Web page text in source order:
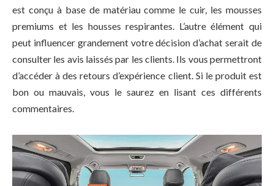
est conçu à base de matériau comme le cuir, les mousses
premiums et les housses respirantes. L’autre élément qui
peut influencer grandement votre décision d’achat serait de
consulter les avis laissés par les clients. Ils vous permettront
d’accéder à des retours d’expérience client. Si le produit est
bon ou mauvais, vous le saurez en lisant ces différents
commentaires.